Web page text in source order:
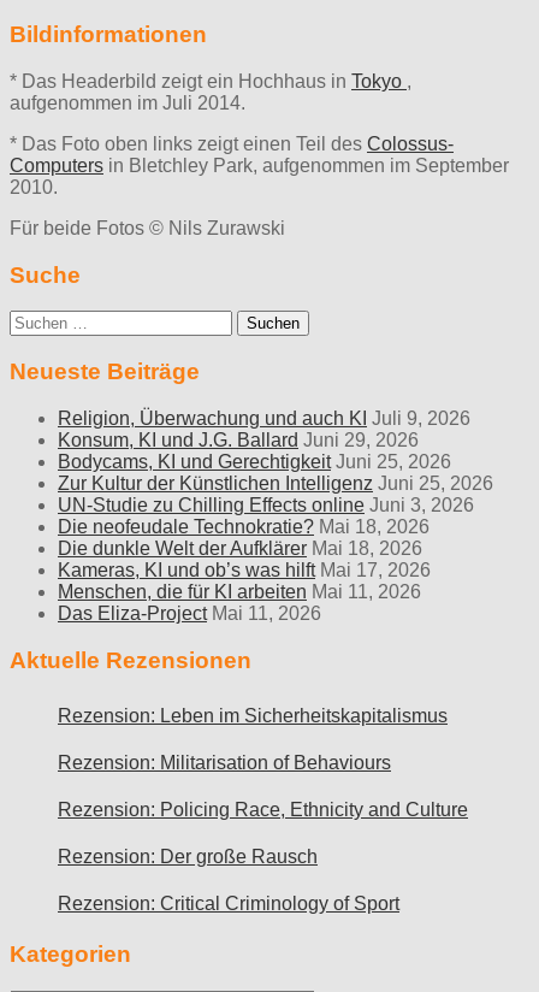
Bildinformationen
* Das Headerbild zeigt ein Hochhaus in Tokyo ,
aufgenommen im Juli 2014.
* Das Foto oben links zeigt einen Teil des Colossus-
Computers in Bletchley Park, aufgenommen im September
2010.
Für beide Fotos © Nils Zurawski
Suche
Suche
nach:
Neueste Beiträge
Religion, Überwachung und auch KI Juli 9, 2026
Konsum, KI und J.G. Ballard Juni 29, 2026
Bodycams, KI und Gerechtigkeit Juni 25, 2026
Zur Kultur der Künstlichen Intelligenz Juni 25, 2026
UN-Studie zu Chilling Effects online Juni 3, 2026
Die neofeudale Technokratie? Mai 18, 2026
Die dunkle Welt der Aufklärer Mai 18, 2026
Kameras, KI und ob’s was hilft Mai 17, 2026
Menschen, die für KI arbeiten Mai 11, 2026
Das Eliza-Project Mai 11, 2026
Aktuelle Rezensionen
Rezension: Leben im Sicherheitskapitalismus
Rezension: Militarisation of Behaviours
Rezension: Policing Race, Ethnicity and Culture
Rezension: Der große Rausch
Rezension: Critical Criminology of Sport
Kategorien